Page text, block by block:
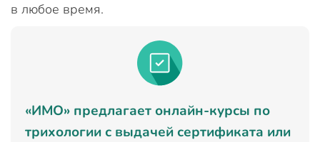
в любое время.
«ИМО» предлагает онлайн-курсы по
трихологии с выдачей сертификата или